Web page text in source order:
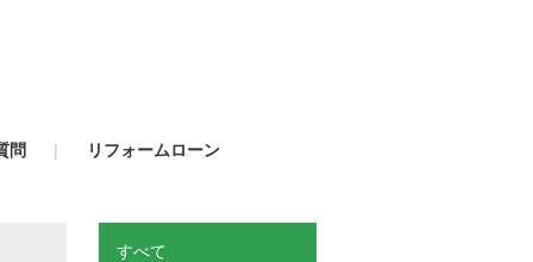
問 リフォームローン
すべて